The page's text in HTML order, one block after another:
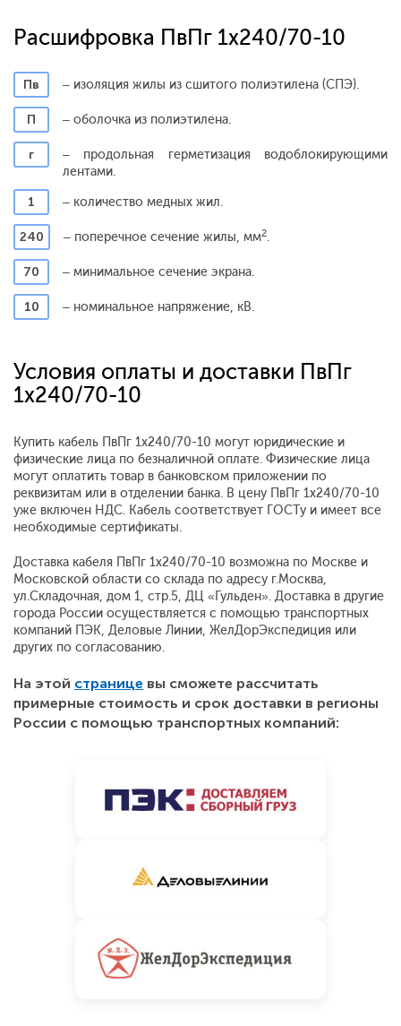
Расшифровка ПвПг 1x240/70-10
Пв – изоляция жилы из сшитого полиэтилена (СПЭ).
П – оболочка из полиэтилена.
г
– продольная герметизация водоблокирующими
лентами.
1
– количество медных жил.
240 – поперечное сечение жилы, мм2.
70 – минимальное сечение экрана.
10 – номинальное напряжение, кВ.
Условия оплаты и доставки ПвПг
1x240/70-10
Купить кабель ПвПг 1x240/70-10 могут юридические и
физические лица по безналичной оплате. Физические лица
могут оплатить товар в банковском приложении по
реквизитам или в отделении банка. В цену ПвПг 1x240/70-10
уже включен НДС. Кабель соответствует ГОСТу и имеет все
необходимые сертификаты.
Доставка кабеля ПвПг 1x240/70-10 возможна по Москве и
Московской области со склада по адресу г.Москва,
ул.Складочная, дом 1, стр.5, ДЦ «Гульден». Доставка в другие
города России осуществляется с помощью транспортных
компаний ПЭК, Деловые Линии, ЖелДорЭкспедиция или
других по согласованию.
На этой странице вы сможете рассчитать
примерные стоимость и срок доставки в регионы
России с помощью транспортных компаний: